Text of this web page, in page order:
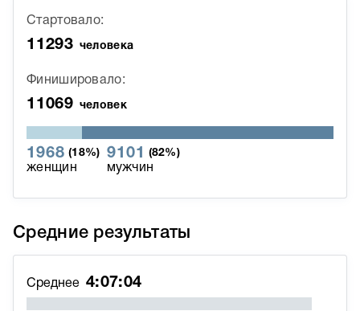
Стартовало:
11293 человека
Финишировало:
11069 человек
1968 (18%)
женщин
9101 (82%)
мужчин
Средние результаты
Среднее 4:07:04